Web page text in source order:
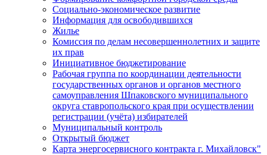
Социально-экономическое развитие
Информация для освободившихся
Жилье
Комиссия по делам несовершеннолетних и защите
их прав
Инициативное бюджетирование
Рабочая группа по координации деятельности
государственных органов и органов местного
самоуправления Шпаковского муниципального
округа ставропольского края при осуществлении
регистрации (учёта) избирателей
Муниципальный контроль
Открытый бюджет
Карта энергосервисного контракта г. Михайловск"